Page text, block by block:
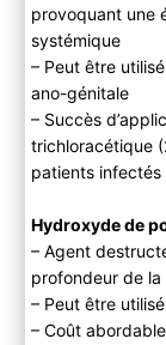
provoquant une
systémique
– Peut être
ano-génitale
– Succès
trichloracétique
patients
Hydroxyde de
– Agent
profondeur de
– Peut être
– Coût abordable